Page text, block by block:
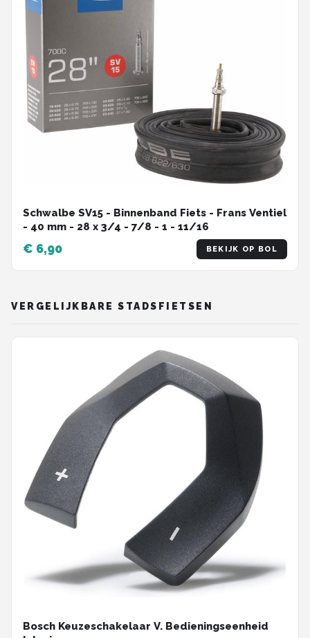
Schwalbe SV15 - Binnenband Fiets - Frans Ventiel
- 40 mm - 28 x 3/4 - 7/8 - 1 - 11/16
€ 6,90 BEKIJK OP BOL
VERGELIJKBARE STADSFIETSEN
Bosch Keuzeschakelaar V. Bedieningseenheid